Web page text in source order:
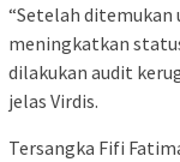
“Setelah ditemukan
meningkatkan
dilakukan audit
jelas Virdis.
Tersangka Fifi